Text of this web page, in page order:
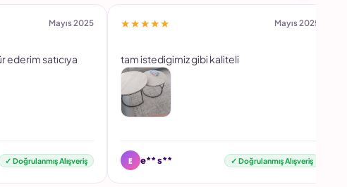
Mayıs 2025
satıcıya
✓ Doğrulanmış Alışveriş
★★★★★ Mayıs 2025
tam istedigimiz gibi kaliteli
E e** s** ✓ Doğrulanmış Alışveriş